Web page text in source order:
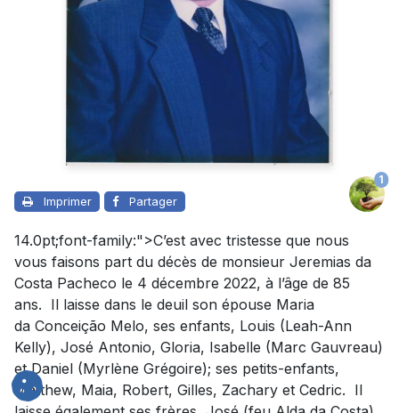
Imprimer Partager
1
14.0pt;font-family:">C’est avec tristesse que nous
vous faisons part du décès de monsieur Jeremias da
Costa Pacheco le 4 décembre 2022, à l’âge de 85
ans. Il laisse dans le deuil son épouse Maria
da Conceição Melo, ses enfants, Louis (Leah-Ann
Kelly), José Antonio, Gloria, Isabelle (Marc Gauvreau)
et Daniel (Myrlène Grégoire); ses petits-enfants,
Matthew, Maia, Robert, Gilles, Zachary et Cedric. Il